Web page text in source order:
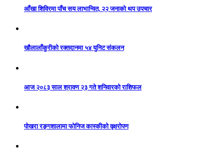
आँखा शिविरमा पाँच सय लाभान्वित, २२ जनाको थप उपचार
खौलालाँकुरीको रक्तदानमा ५४ युनिट संकलन
आज २०८३ साल श्रावण २३ गते शनिवारको राशिफल
पोखरा रङ्गशालामा फोनिज कास्कीको वृक्षरोपण